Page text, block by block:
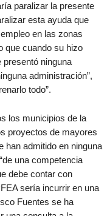
paralizar la presente
esta ayuda que
en las zonas
que cuando su hizo
presentó ninguna
administración”,
todo”.
los municipios de la
proyectos de mayores
han admitido en ninguna
una competencia
debe contar con
sería incurrir en una
Fuentes se ha